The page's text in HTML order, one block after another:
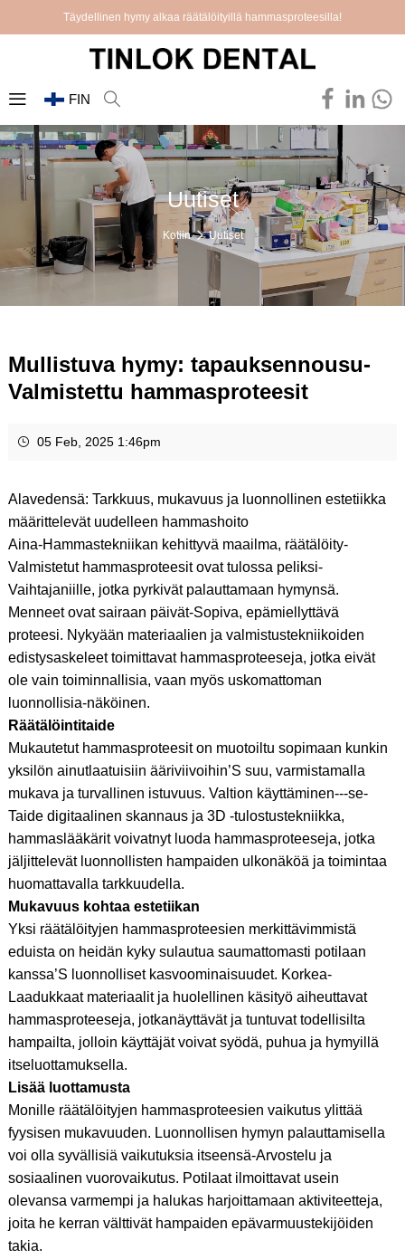
Täydellinen hymy alkaa räätälöityillä hammasproteesilla!
FIN
Uutiset
Kotiin Uutiset
Mullistuva hymy: tapauksennousu-
Valmistettu hammasproteesit
05 Feb, 2025 1:46pm
Alavedensä: Tarkkuus, mukavuus ja luonnollinen estetiikka
määrittelevät uudelleen hammashoito
Aina-Hammastekniikan kehittyvä maailma, räätälöity-
Valmistetut hammasproteesit ovat tulossa peliksi-
Vaihtajaniille, jotka pyrkivät palauttamaan hymynsä.
Menneet ovat sairaan päivät-Sopiva, epämiellyttävä
proteesi. Nykyään materiaalien ja valmistustekniikoiden
edistysaskeleet toimittavat hammasproteeseja, jotka eivät
ole vain toiminnallisia, vaan myös uskomattoman
luonnollisia-näköinen.
Räätälöintitaide
Mukautetut hammasproteesit on muotoiltu sopimaan kunkin
yksilön ainutlaatuisiin ääriviivoihin’S suu, varmistamalla
mukava ja turvallinen istuvuus. Valtion käyttäminen---se-
Taide digitaalinen skannaus ja 3D -tulostustekniikka,
hammaslääkärit voivatnyt luoda hammasproteeseja, jotka
jäljittelevät luonnollisten hampaiden ulkonäköä ja toimintaa
huomattavalla tarkkuudella.
Mukavuus kohtaa estetiikan
Yksi räätälöityjen hammasproteesien merkittävimmistä
eduista on heidän kyky sulautua saumattomasti potilaan
kanssa’S luonnolliset kasvoominaisuudet. Korkea-
Laadukkaat materiaalit ja huolellinen käsityö aiheuttavat
hammasproteeseja, jotkanäyttävät ja tuntuvat todellisilta
hampailta, jolloin käyttäjät voivat syödä, puhua ja hymyillä
itseluottamuksella.
Lisää luottamusta
Monille räätälöityjen hammasproteesien vaikutus ylittää
fyysisen mukavuuden. Luonnollisen hymyn palauttamisella
voi olla syvällisiä vaikutuksia itseensä-Arvostelu ja
sosiaalinen vuorovaikutus. Potilaat ilmoittavat usein
olevansa varmempi ja halukas harjoittamaan aktiviteetteja,
joita he kerran välttivät hampaiden epävarmuustekijöiden
takia.